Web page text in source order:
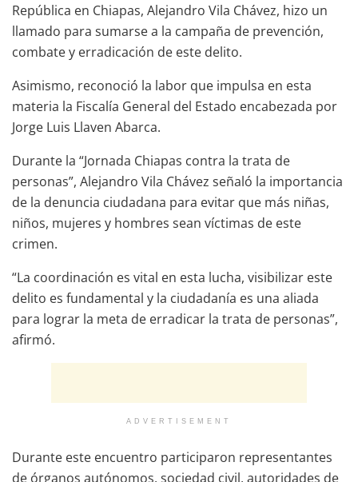
República en Chiapas, Alejandro Vila Chávez, hizo un
llamado para sumarse a la campaña de prevención,
combate y erradicación de este delito.
Asimismo, reconoció la labor que impulsa en esta
materia la Fiscalía General del Estado encabezada por
Jorge Luis Llaven Abarca.
Durante la “Jornada Chiapas contra la trata de
personas”, Alejandro Vila Chávez señaló la importancia
de la denuncia ciudadana para evitar que más niñas,
niños, mujeres y hombres sean víctimas de este
crimen.
“La coordinación es vital en esta lucha, visibilizar este
delito es fundamental y la ciudadanía es una aliada
para lograr la meta de erradicar la trata de personas”,
afirmó.
ADVERTISEMENT
Durante este encuentro participaron representantes
de órganos autónomos, sociedad civil, autoridades de